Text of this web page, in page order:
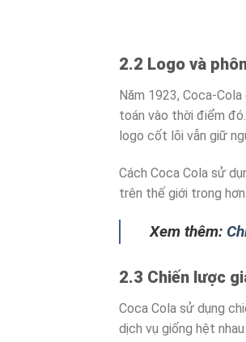
2.2 Logo và
Năm 1923, Coca-
toán vào thời điểm
logo cốt lõi vẫn giữ
Cách Coca Cola sử
trên thế giới trong hơn
Xem thêm:
2.3 Chiến lược
Coca Cola sử dụng
dịch vụ giống hệt